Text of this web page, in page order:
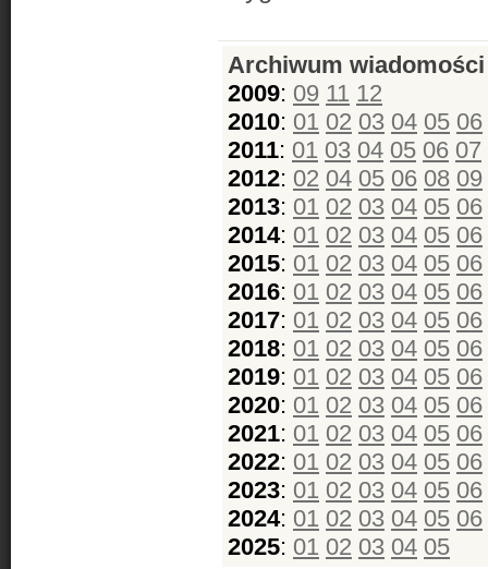
Archiwum wiadomości
2009: 09 11 12
2010: 01 02 03 04 05 06
2011: 01 03 04 05 06 07
2012: 02 04 05 06 08 09
2013: 01 02 03 04 05 06
2014: 01 02 03 04 05 06
2015: 01 02 03 04 05 06
2016: 01 02 03 04 05 06
2017: 01 02 03 04 05 06
2018: 01 02 03 04 05 06
2019: 01 02 03 04 05 06
2020: 01 02 03 04 05 06
2021: 01 02 03 04 05 06
2022: 01 02 03 04 05 06
2023: 01 02 03 04 05 06
2024: 01 02 03 04 05 06
2025: 01 02 03 04 05